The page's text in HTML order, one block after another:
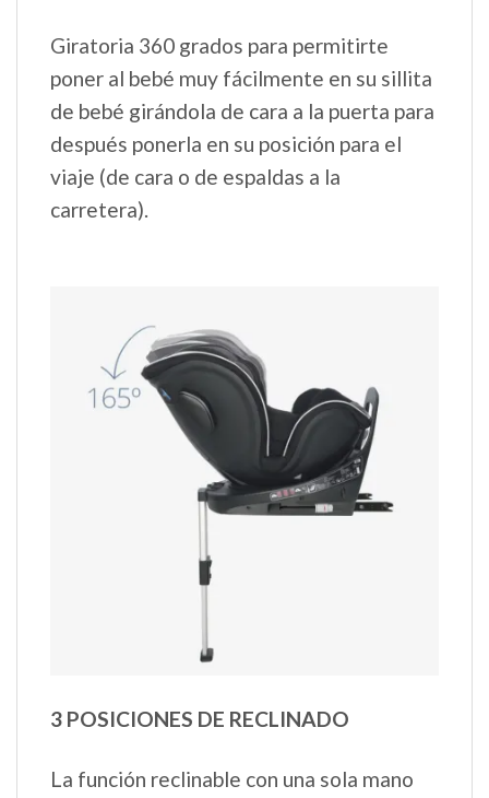
Giratoria 360 grados para permitirte
poner al bebé muy fácilmente en su sillita
de bebé girándola de cara a la puerta para
después ponerla en su posición para el
viaje (de cara o de espaldas a la
carretera).
3 POSICIONES DE RECLINADO
La función reclinable con una sola mano